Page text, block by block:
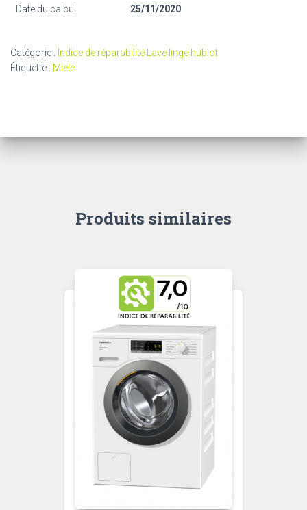
Date du calcul 25/11/2020
Catégorie : Indice de réparabilité Lave linge hublot
Étiquette : Miele
Produits similaires